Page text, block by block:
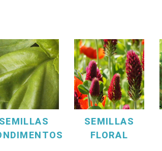
SEMILLAS
SEMILLAS
FLORAL